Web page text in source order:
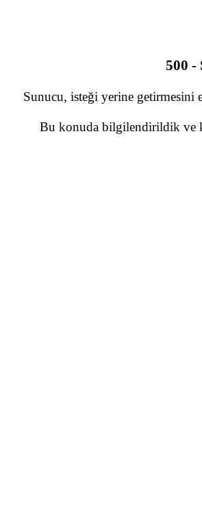
500 -
Sunucu, isteği yerine getirmesini
Bu konuda bilgilendirildik ve